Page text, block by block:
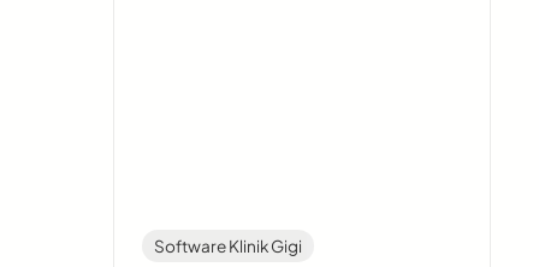
Software Klinik Gigi